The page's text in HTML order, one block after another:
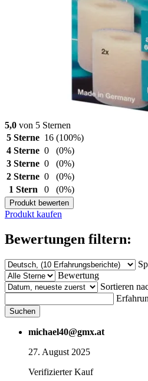
5,0 von 5 Sternen
5 Sterne 16 (100%)
4 Sterne 0
(0%)
3 Sterne 0
(0%)
2 Sterne 0
(0%)
1 Stern
0 (0%)
Produkt bewerten
Produkt kaufen
Bewertungen filtern:
Bewertung
Sortieren
Suchen
michael40@gmx.at
27. August 2025
Verifizierter Kauf